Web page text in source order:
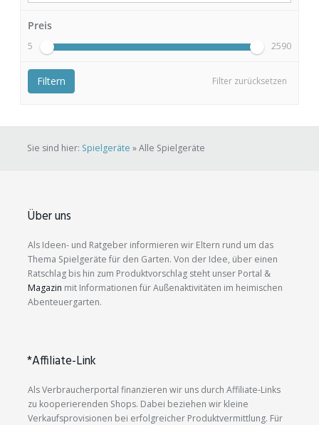
Preis
5 2590
Filter zurücksetzen
Filtern
Sie sind hier: Spielgeräte »Alle Spielgeräte
Über uns
Als Ideen- und Ratgeber informieren wir Eltern rund um das
Thema Spielgeräte für den Garten. Von der Idee, über einen
Ratschlag bis hin zum Produktvorschlag steht unser Portal &
Magazin mit Informationen für Außenaktivitäten im heimischen
Abenteuergarten.
*Affiliate-Link
Als Verbraucherportal finanzieren wir uns durch Affiliate-Links
zu kooperierenden Shops. Dabei beziehen wir kleine
Verkaufsprovisionen bei erfolgreicher Produktvermittlung. Für